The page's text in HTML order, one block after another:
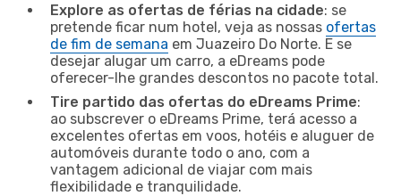
Explore as ofertas de férias na cidade: se
pretende ficar num hotel, veja as nossas ofertas
de fim de semana em Juazeiro Do Norte. E se
desejar alugar um carro, a eDreams pode
oferecer-lhe grandes descontos no pacote total.
Tire partido das ofertas do eDreams Prime:
ao subscrever o eDreams Prime, terá acesso a
excelentes ofertas em voos, hotéis e aluguer de
automóveis durante todo o ano, com a
vantagem adicional de viajar com mais
flexibilidade e tranquilidade.